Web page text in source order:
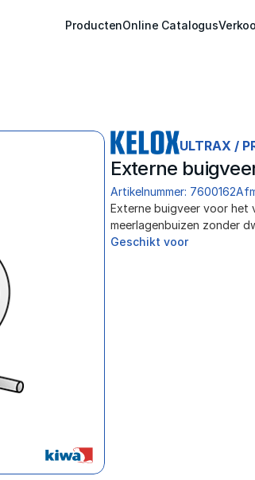
ProductenOnline Catalogus
ULTRAX /
Externe
Artikelnummer: 7600162
Externe buigveer voor het
meerlagenbuizen zonder
Geschikt voor